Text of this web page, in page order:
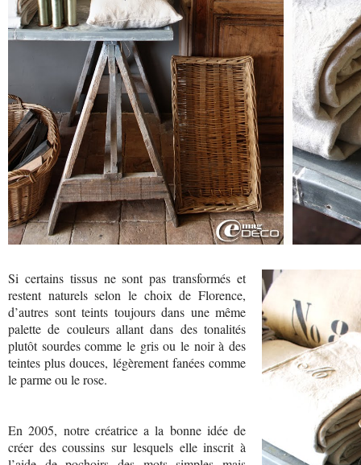
Si certains tissus ne sont pas transformés et
restent naturels selon le choix de Florence,
d’autres sont teints toujours dans une même
palette de couleurs allant dans des tonalités
plutôt sourdes comme le gris ou le noir à des
teintes plus douces, légèrement fanées comme
le parme ou le rose.
En 2005, notre créatrice a la bonne idée de
créer des coussins sur lesquels elle inscrit à